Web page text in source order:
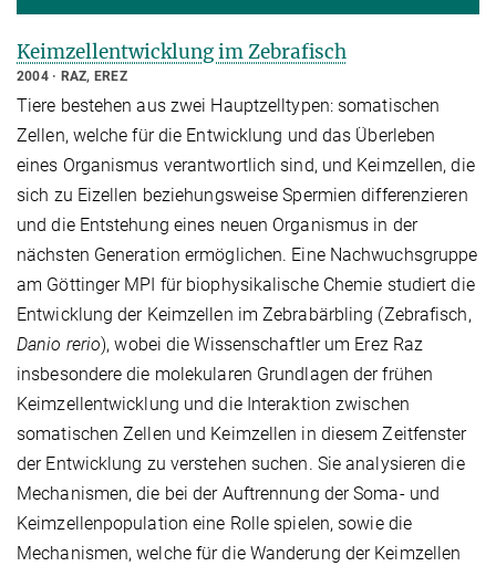
Keimzellentwicklung im Zebrafisch
2004 RAZ, EREZ
Tiere bestehen aus zwei Hauptzelltypen: somatischen
Zellen, welche für die Entwicklung und das Überleben
eines Organismus verantwortlich sind, und Keimzellen, die
sich zu Eizellen beziehungsweise Spermien differenzieren
und die Entstehung eines neuen Organismus in der
nächsten Generation ermöglichen. Eine Nachwuchsgruppe
am Göttinger MPI für biophysikalische Chemie studiert die
Entwicklung der Keimzellen im Zebrabärbling (Zebrafisch,
Danio rerio), wobei die Wissenschaftler um Erez Raz
insbesondere die molekularen Grundlagen der frühen
Keimzellentwicklung und die Interaktion zwischen
somatischen Zellen und Keimzellen in diesem Zeitfenster
der Entwicklung zu verstehen suchen. Sie analysieren die
Mechanismen, die bei der Auftrennung der Soma- und
Keimzellenpopulation eine Rolle spielen, sowie die
Mechanismen, welche für die Wanderung der Keimzellen